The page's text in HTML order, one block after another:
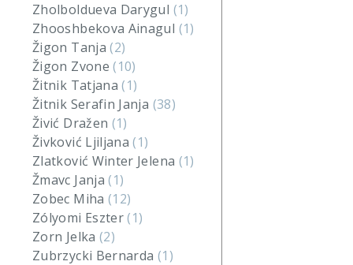
Zholboldueva Darygul (1)
Zhooshbekova Ainagul (1)
Žigon Tanja(2)
Žigon Zvone(10)
Žitnik Tatjana(1)
Žitnik Serafin Janja (38)
Živić Dražen (1)
Živković Ljiljana(1)
Zlatković Winter Jelena (1)
Žmavc Janja(1)
Zobec Miha (12)
Zólyomi Eszter(1)
Zorn Jelka (2)
Zubrzycki Bernarda (1)